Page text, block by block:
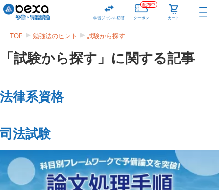
学習ジャンル切替 クーポン
配布中
カート
TOP 勉強法のヒント 試験から探す
「試験から探す」に関する記事
法律系資格
司法試験